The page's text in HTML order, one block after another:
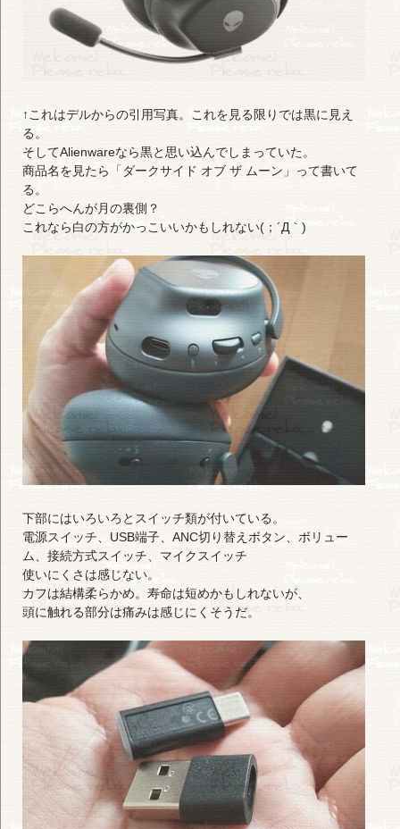
↑これはデルからの引用写真。これを見る限りでは黒に見え
る。
そしてAlienwareなら黒と思い込んでしまっていた。
商品名を見たら「ダークサイド オブ ザ ムーン」って書いて
る。
どこらへんが月の裏側？
これなら白の方がかっこいいかもしれない(；´Д｀)
下部にはいろいろとスイッチ類が付いている。
電源スイッチ、USB端子、ANC切り替えボタン、ボリュー
ム、接続方式スイッチ、マイクスイッチ
使いにくさは感じない。
カフは結構柔らかめ。寿命は短めかもしれないが、
頭に触れる部分は痛みは感じにくそうだ。